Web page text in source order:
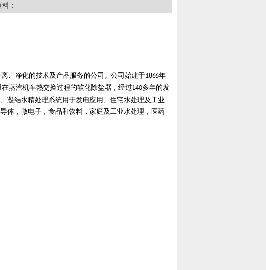
：
、净化的技术及产品服务的公司。公司始建于1866年
蒸汽机车热交换过程的软化除盐器，经过140多年的发
凝结水精处理系统用于发电应用、住宅水处理及工业
体，微电子，食品和饮料，家庭及工业水处理，医药